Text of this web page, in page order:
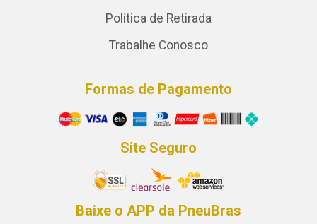
Política de Retirada
Trabalhe Conosco
Formas de Pagamento
Site Seguro
Baixe o APP da PneuBras